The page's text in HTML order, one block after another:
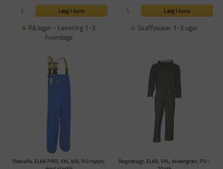
Læg i kurv
På lager - Levering 1-3
hverdage
Læg i kurv
Skaffevare: 1-3 uger
Overalls, ELKA PRO, XXL, blå, PU/nylon,
Regndragt, ELKA, 5XL, olivengrøn, PU -